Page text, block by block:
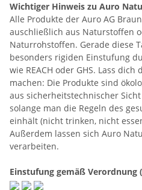
Wichtiger Hinweis zu Auro
Alle Produkte der Auro AG
auschließlich aus Naturstoffen
Naturrohstoffen. Gerade diese
besonders rigiden Einstufung
wie REACH oder GHS. Lass
machen: Die Produkte sind
aus sicherheitstechnischer
solange man die Regeln des
einhält (nicht trinken, nicht
Außerdem lassen sich Auro
verarbeiten.
Einstufung gemäß Verordnung